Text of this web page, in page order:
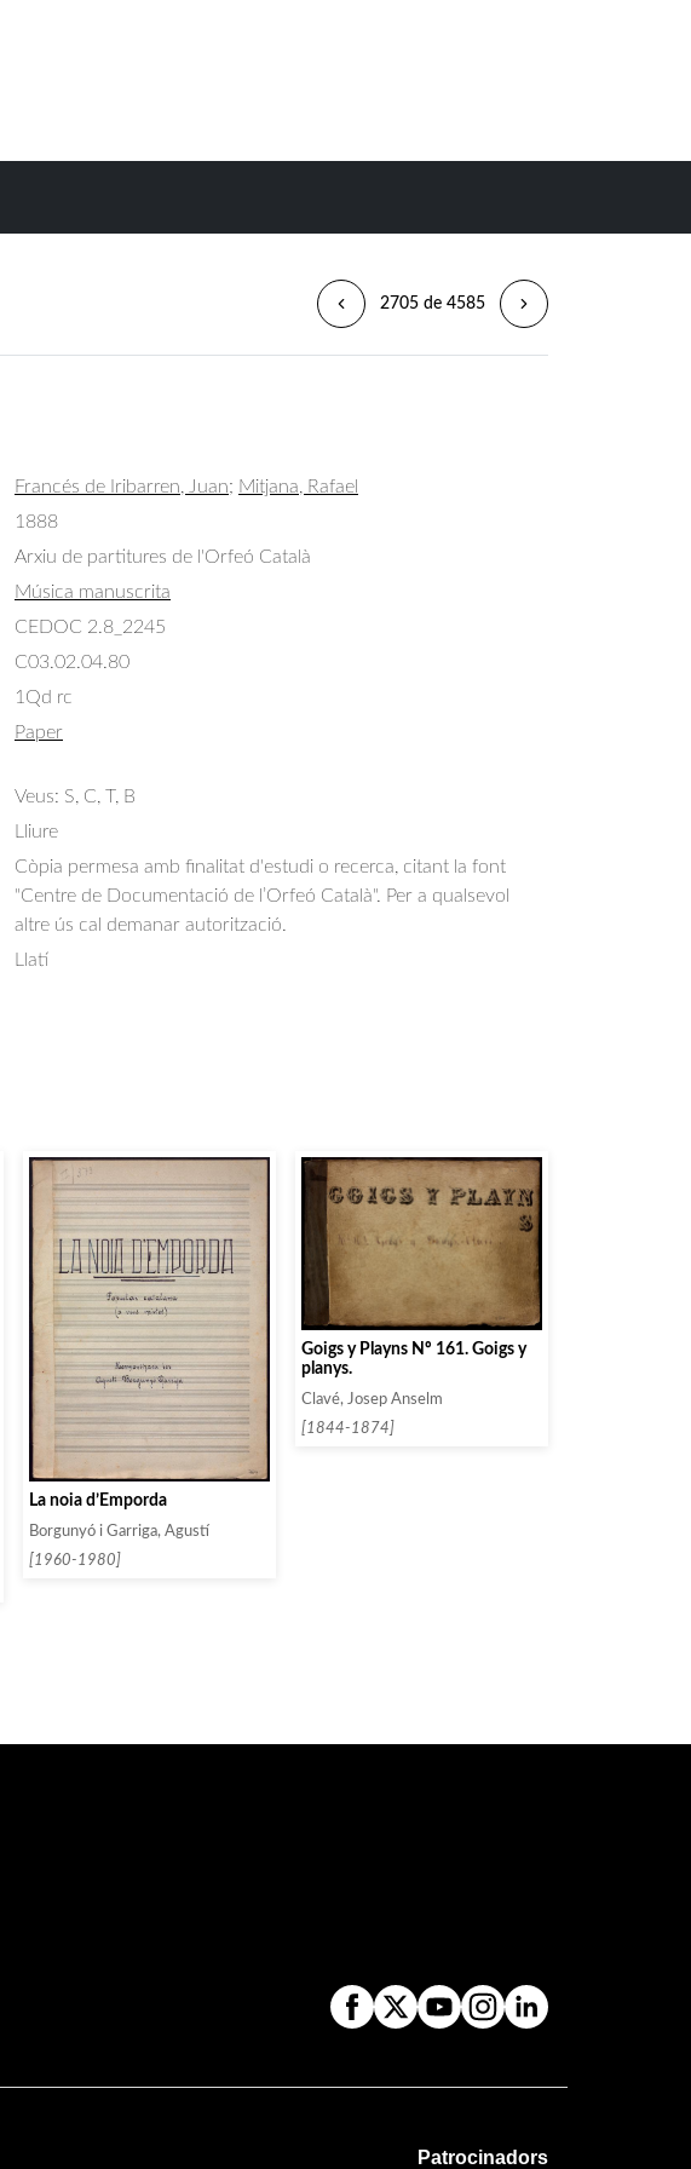
2705 de 4585
Francés de Iribarren, Juan; Mitjana, Rafael
1888
Arxiu de partitures de l'Orfeó Català
Música manuscrita
CEDOC 2.8_2245
C03.02.04.80
1Qd rc
Paper
Veus: S, C, T, B
Lliure
Còpia permesa amb finalitat d'estudi o recerca, citant la font
"Centre de Documentació de l’Orfeó Català". Per a qualsevol
altre ús cal demanar autorització.
Llatí
La noia d’Emporda
Borgunyó i Garriga, Agustí
[1960-1980]
Goigs y Playns Nº 161. Goigs y
planys.
Clavé, Josep Anselm
[1844-1874]
Patrocinadors